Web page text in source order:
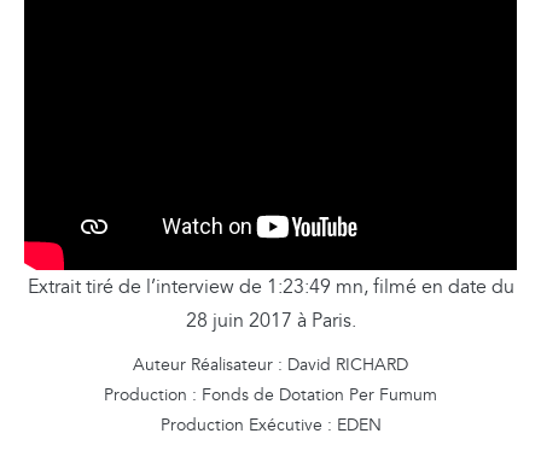
Extrait tiré de l’interview de 1:23:49 mn, filmé en date du
28 juin 2017 à Paris.
Auteur Réalisateur : David RICHARD
Production : Fonds de Dotation Per Fumum
Production Exécutive : EDEN